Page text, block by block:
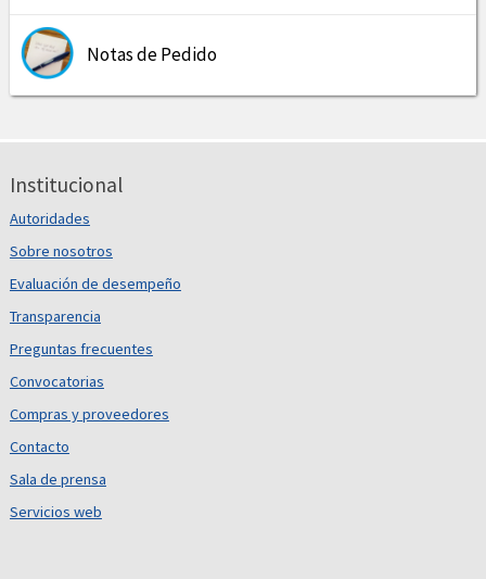
Notas de Pedido
Institucional
Autoridades
Sobre nosotros
Evaluación de desempeño
Transparencia
Preguntas frecuentes
Convocatorias
Compras y proveedores
Contacto
Sala de prensa
Servicios web